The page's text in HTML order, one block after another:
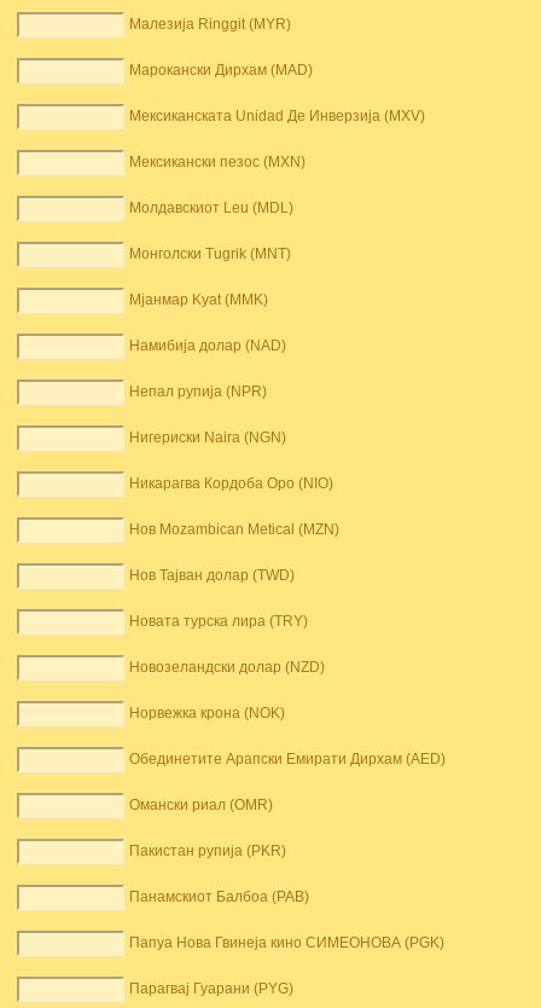
Малезија Ringgit (MYR)
Марокански Дирхам (MAD)
Мексиканската Unidad Де Инверзија (MXV)
Мексикански пезос (MXN)
Молдавскиот Leu (MDL)
Монголски Tugrik (MNT)
Мјанмар Kyat (MMK)
Намибија долар (NAD)
Непал рупија (NPR)
Нигериски Naira (NGN)
Никарагва Кордоба Оро (NIO)
Нов Mozambican Metical (MZN)
Нов Тајван долар (TWD)
Новата турска лира (TRY)
Новозеландски долар (NZD)
Норвежка крона (NOK)
Обединетите Арапски Емирати Дирхам (AED)
Омански риал (OMR)
Пакистан рупија (PKR)
Панамскиот Балбоа (PAB)
Папуа Нова Гвинеја кино СИМЕОНОВА (PGK)
Парагвај Гуарани (PYG)